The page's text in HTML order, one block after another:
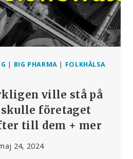
| BIG PHARMA | FOLKHÄLSA
ville stå på
skulle företaget
till dem + mer
24, 2024